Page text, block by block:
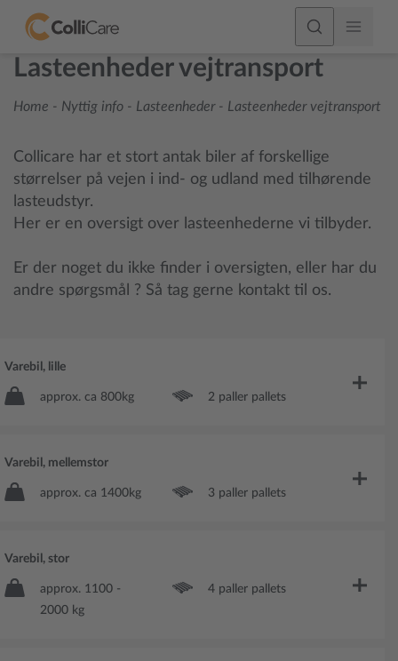
Lasteenheder vejtransport
Home - Nyttig info - Lasteenheder - Lasteenheder vejtransport
Collicare har et stort antak biler af forskellige
størrelser på vejen i ind- og udland med tilhørende
lasteudstyr.
Her er en oversigt over lasteenhederne vi tilbyder.
Er der noget du ikke finder i oversigten, eller har du
andre spørgsmål ? Så tag gerne kontakt til os.
Varebil, lille
approx. ca 800kg 2 paller pallets
Varebil, mellemstor
approx. ca 1400kg 3 paller pallets
Varebil, stor
approx. 1100 -
2000 kg
4 paller pallets